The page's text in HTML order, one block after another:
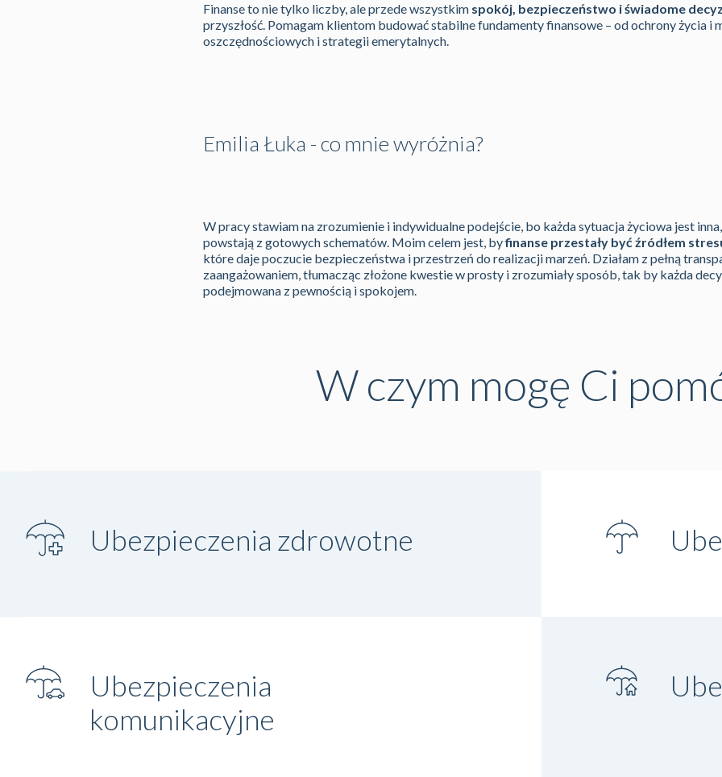
Finanse to nie tylko liczby, ale przede wszystkim spokój, bezpieczeństwo i świadome
przyszłość. Pomagam klientom budować stabilne fundamenty finansowe – od ochrony życia i
oszczędnościowych i strategii emerytalnych.
Emilia Łuka - co mnie wyróżnia?
W pracy stawiam na zrozumienie i indywidualne podejście, bo każda sytuacja życiowa jest
powstają z gotowych schematów. Moim celem jest, byfinanse przestały być źródłem
które daje poczucie bezpieczeństwa i przestrzeń do realizacji marzeń. Działam z pełną
zaangażowaniem, tłumacząc złożone kwestie w prosty i zrozumiały sposób, tak by każda
podejmowana z pewnością i spokojem.
W czym mogę Ci
Ubezpieczenia zdrowotne
Ubezpieczenia
komunikacyjne